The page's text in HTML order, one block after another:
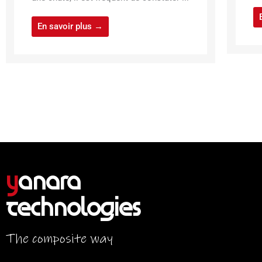
En savoir plus →
yanara
Technologies
The composite way